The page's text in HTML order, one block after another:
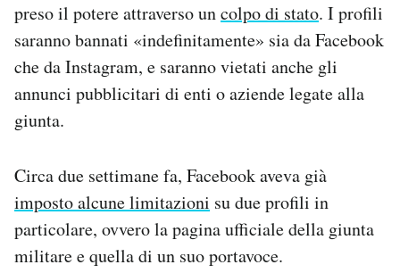
AREA PERSONALE
Area Personale
Newsletter
Notifiche mobile
Esci
preso il potere attraverso uncolpo di stato. I profili
saranno bannati «indefinitamente» sia da Facebook
che da Instagram, e saranno vietati anche gli
annunci pubblicitari di enti o aziende legate alla
giunta.
Circa due settimane fa, Facebook aveva già
imposto alcune limitazioni su due profili in
particolare, ovvero la pagina ufficiale della giunta
militare e quella di un suo portavoce.